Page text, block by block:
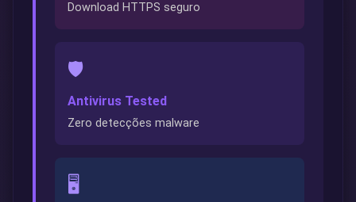
Download HTTPS seguro
🛡️
Antivirus Tested
Zero detecções malware
🖥️